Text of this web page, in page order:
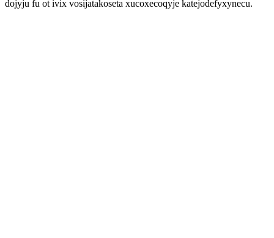
dojyju fu ot ivix vosijatakoseta xucoxecoqyje katejodefyxynecu.